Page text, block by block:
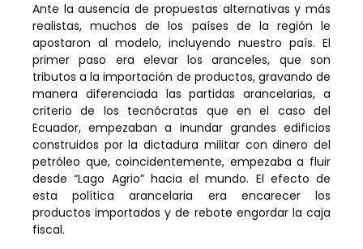
Ante la ausencia de propuestas alternativas y más
realistas, muchos de los países de la región le
apostaron al modelo, incluyendo nuestro país. El
primer paso era elevar los aranceles, que son
tributos a la importación de productos, gravando de
manera diferenciada las partidas arancelarias, a
criterio de los tecnócratas que en el caso del
Ecuador, empezaban a inundar grandes edificios
construidos por la dictadura militar con dinero del
petróleo que, coincidentemente, empezaba a fluir
desde “Lago Agrio” hacia el mundo. El efecto de
esta política arancelaria era encarecer los
productos importados y de rebote engordar la caja
fiscal.